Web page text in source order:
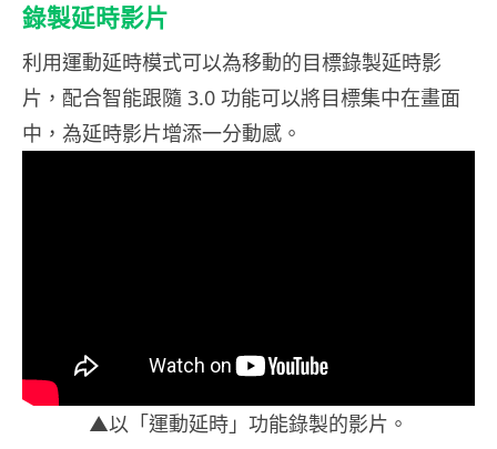
錄製延時影片
利用運動延時模式可以為移動的目標錄製延時影
片，配合智能跟隨 3.0 功能可以將目標集中在畫面
中，為延時影片增添一分動感。
▲以「運動延時」功能錄製的影片。